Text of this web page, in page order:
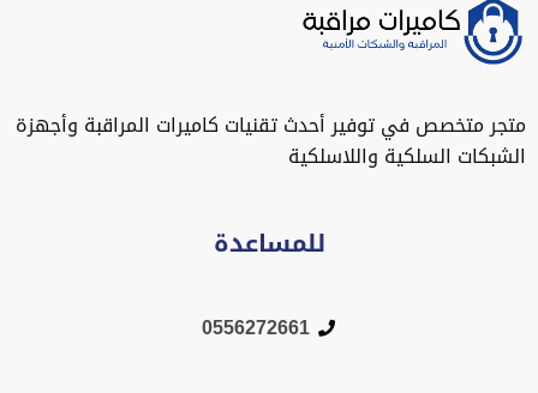
متجر متخصص في توفير أحدث تقنيات كاميرات المراقبة وأجهزة
الشبكات السلكية واللاسلكية
للمساعدة
0556272661